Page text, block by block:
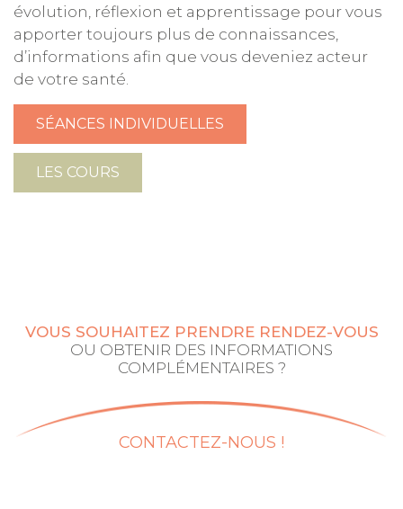
évolution, réflexion et apprentissage pour vous
apporter toujours plus de connaissances,
d’informations afin que vous deveniez acteur
de votre santé.
SÉANCES INDIVIDUELLES
LES COURS
VOUS SOUHAITEZ PRENDRE RENDEZ-VOUS
OU OBTENIR DES INFORMATIONS
COMPLÉMENTAIRES ?
CONTACTEZ-NOUS !